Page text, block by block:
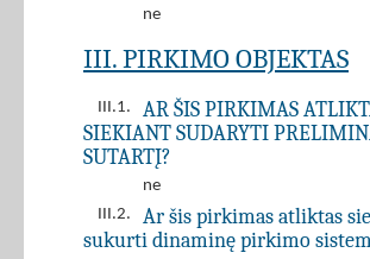
ne
III. PIRKIMO OBJEKTAS
III.1.
AR ŠIS PIRKIMAS
SIEKIANT SUDARYTI
SUTARTĮ?
ne
III.2.
Ar šis pirkimas atliktas
sukurti dinaminę pirkimo